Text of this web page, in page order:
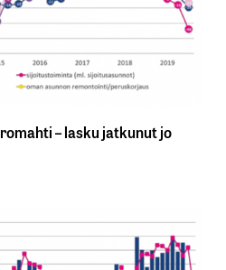
– lasku jatkunut jo